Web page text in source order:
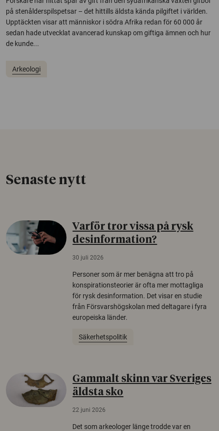
på stenålderspilspetsar – det hittills äldsta kända pilgiftet i världen.
Upptäckten visar att människor i södra Afrika redan för 60 000 år
sedan hade utvecklat avancerad kunskap om giftiga ämnen och hur
de kunde...
Arkeologi
Senaste nytt
Varför tror vissa på rysk
desinformation?
30 juli 2026
Personer som är mer benägna att tro på
konspirationsteorier är ofta mer mottagliga
för rysk desinformation. Det visar en studie
från Försvarshögskolan med deltagare i fyra
europeiska länder.
Säkerhetspolitik
Gammalt skinn var Sveriges
äldsta sko
22 juni 2026
Det som arkeologer länge trodde var en